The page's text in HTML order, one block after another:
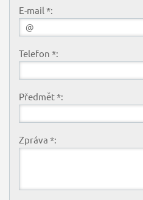
E-mail *:
Telefon *:
Předmět *:
Zpráva *: